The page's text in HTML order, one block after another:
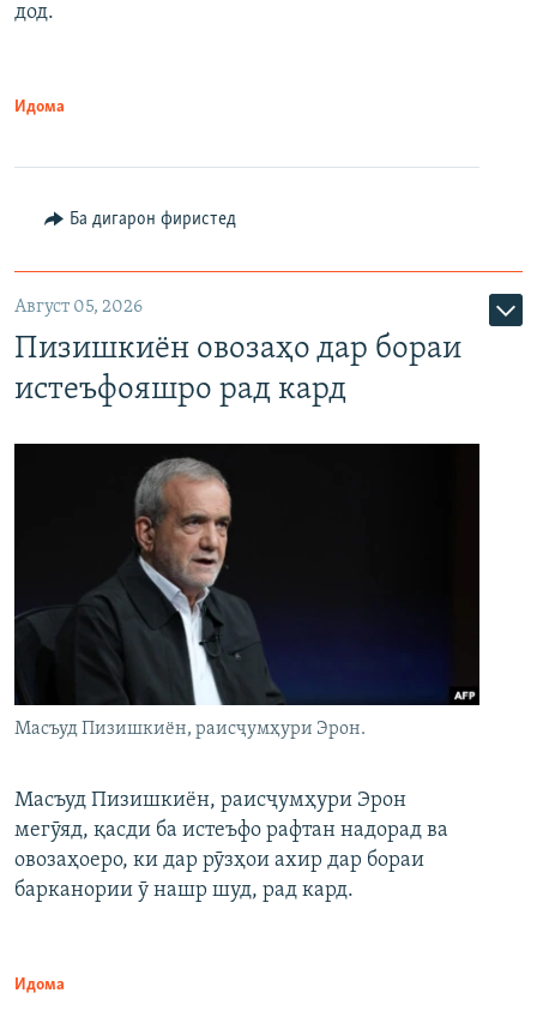
дод.
Идома
Ба дигарон фиристед
Август 05, 2026
Пизишкиён овозаҳо дар бораи
истеъфояшро рад кард
Масъуд Пизишкиён, раисҷумҳури Эрон.
Масъуд Пизишкиён, раисҷумҳури Эрон
мегӯяд, қасди ба истеъфо рафтан надорад ва
овозаҳоеро, ки дар рӯзҳои ахир дар бораи
барканории ӯ нашр шуд, рад кард.
Идома